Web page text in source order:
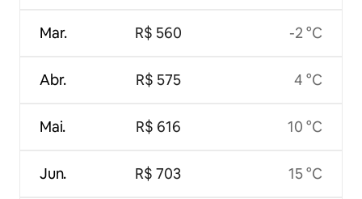
Mar.
Abr.
Mai.
Jun.
R$ 560
R$ 575
R$ 616
R$ 703
-2 °C
4 °C
10 °C
15 °C